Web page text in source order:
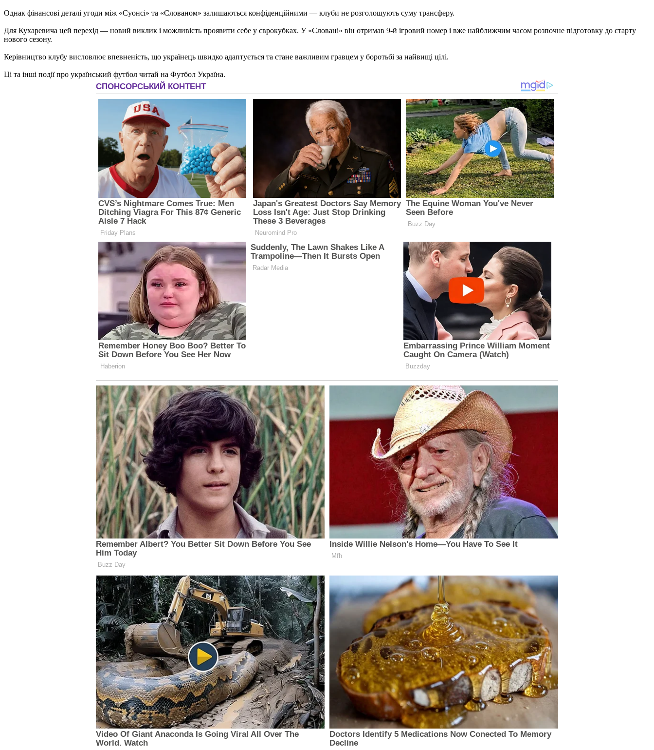
Однак фінансові деталі угоди між «Суонсі» та «Слованом» залишаються конфіденційними — клуби не розголошують суму трансферу.
Для Кухаревича цей перехід — новий виклик і можливість проявити себе у єврокубках. У «Словані» він отримав 9-й ігровий номер і вже найближчим часом розпочне підготовку до старту
нового сезону.
Керівництво клубу висловлює впевненість, що українець швидко адаптується та стане важливим гравцем у боротьбі за найвищі цілі.
Ці та інші події про український футбол читай на Футбол Україна.